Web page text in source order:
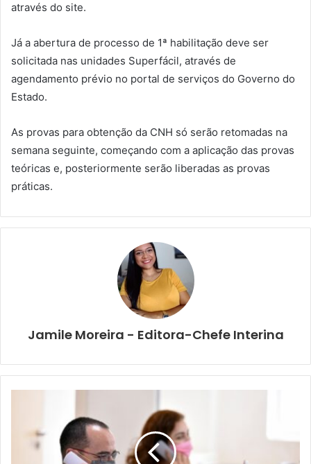
através do site.
Já a abertura de processo de 1ª habilitação deve ser
solicitada nas unidades Superfácil, através de
agendamento prévio no portal de serviços do Governo do
Estado.
As provas para obtenção da CNH só serão retomadas na
semana seguinte, começando com a aplicação das provas
teóricas e, posteriormente serão liberadas as provas
práticas.
Jamile Moreira - Editora-Chefe Interina